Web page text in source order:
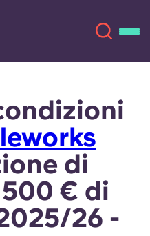
Español
Deutsch
di
€ di
26 -